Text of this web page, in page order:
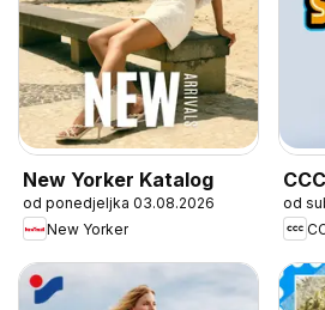
New Yorker Katalog
od ponedjeljka 03.08.2026
New Yorker
od